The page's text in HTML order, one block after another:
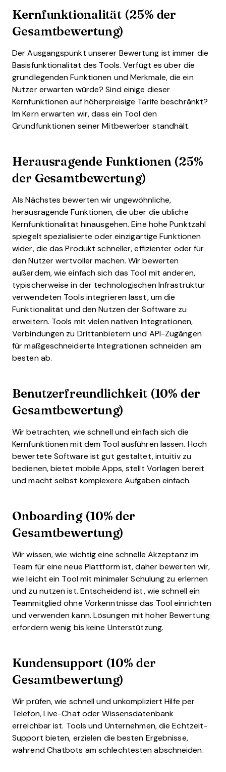
Kernfunktionalität (25% der
Gesamtbewertung)
Der Ausgangspunkt unserer Bewertung ist immer die
Basisfunktionalität des Tools. Verfügt es über die
grundlegenden Funktionen und Merkmale, die ein
Nutzer erwarten würde? Sind einige dieser
Kernfunktionen auf höherpreisige Tarife beschränkt?
Im Kern erwarten wir, dass ein Tool den
Grundfunktionen seiner Mitbewerber standhält.
Herausragende Funktionen (25%
der Gesamtbewertung)
Als Nächstes bewerten wir ungewöhnliche,
herausragende Funktionen, die über die übliche
Kernfunktionalität hinausgehen. Eine hohe Punktzahl
spiegelt spezialisierte oder einzigartige Funktionen
wider, die das Produkt schneller, effizienter oder für
den Nutzer wertvoller machen. Wir bewerten
außerdem, wie einfach sich das Tool mit anderen,
typischerweise in der technologischen Infrastruktur
verwendeten Tools integrieren lässt, um die
Funktionalität und den Nutzen der Software zu
erweitern. Tools mit vielen nativen Integrationen,
Verbindungen zu Drittanbietern und API-Zugängen
für maßgeschneiderte Integrationen schneiden am
besten ab.
Benutzerfreundlichkeit (10% der
Gesamtbewertung)
Wir betrachten, wie schnell und einfach sich die
Kernfunktionen mit dem Tool ausführen lassen. Hoch
bewertete Software ist gut gestaltet, intuitiv zu
bedienen, bietet mobile Apps, stellt Vorlagen bereit
und macht selbst komplexere Aufgaben einfach.
Onboarding (10% der
Gesamtbewertung)
Wir wissen, wie wichtig eine schnelle Akzeptanz im
Team für eine neue Plattform ist, daher bewerten wir,
wie leicht ein Tool mit minimaler Schulung zu erlernen
und zu nutzen ist. Entscheidend ist, wie schnell ein
Teammitglied ohne Vorkenntnisse das Tool einrichten
und verwenden kann. Lösungen mit hoher Bewertung
erfordern wenig bis keine Unterstützung.
Kundensupport (10% der
Gesamtbewertung)
Wir prüfen, wie schnell und unkompliziert Hilfe per
Telefon, Live-Chat oder Wissensdatenbank
erreichbar ist. Tools und Unternehmen, die Echtzeit-
Support bieten, erzielen die besten Ergebnisse,
während Chatbots am schlechtesten abschneiden.